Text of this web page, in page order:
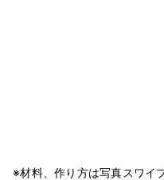
※材料、作り方は写真スワイ